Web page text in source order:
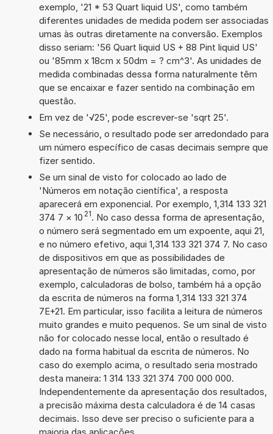
exemplo, '21 * 53 Quart liquid US', como também
diferentes unidades de medida podem ser associadas
umas às outras diretamente na conversão. Exemplos
disso seriam: '56 Quart liquid US + 88 Pint liquid US'
ou '85mm x 18cm x 50dm = ? cm^3'. As unidades de
medida combinadas dessa forma naturalmente têm
que se encaixar e fazer sentido na combinação em
questão.
Em vez de '√25', pode escrever-se 'sqrt 25'.
Se necessário, o resultado pode ser arredondado para
um número específico de casas decimais sempre que
fizer sentido.
Se um sinal de visto for colocado ao lado de
'Números em notação científica', a resposta
aparecerá em exponencial. Por exemplo, 1,314 133 321
374 7 × 10 21. No caso dessa forma de apresentação,
o número será segmentado em um expoente, aqui 21,
e no número efetivo, aqui 1,314 133 321 374 7. No caso
de dispositivos em que as possibilidades de
apresentação de números são limitadas, como, por
exemplo, calculadoras de bolso, também há a opção
da escrita de números na forma 1,314 133 321 374
7E+21. Em particular, isso facilita a leitura de números
muito grandes e muito pequenos. Se um sinal de visto
não for colocado nesse local, então o resultado é
dado na forma habitual da escrita de números. No
caso do exemplo acima, o resultado seria mostrado
desta maneira: 1 314 133 321 374 700 000 000.
Independentemente da apresentação dos resultados,
a precisão máxima desta calculadora é de 14 casas
decimais. Isso deve ser preciso o suficiente para a
maioria das aplicações.